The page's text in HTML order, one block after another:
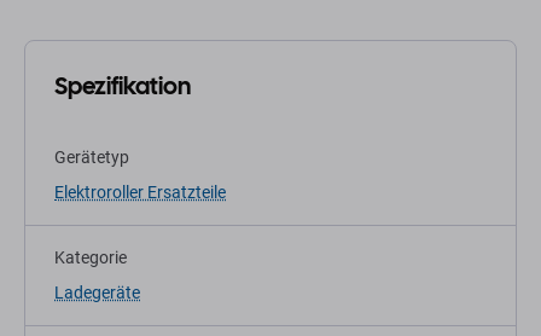
Spezifikation
Gerätetyp
Elektroroller Ersatzteile
Kategorie
Ladegeräte